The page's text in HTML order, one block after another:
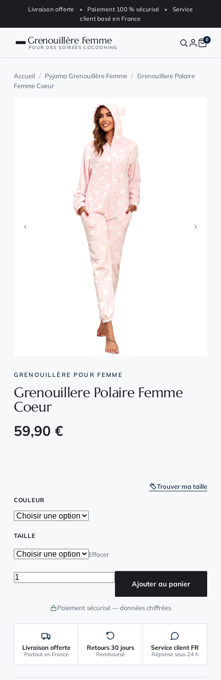
Aller au contenu
Livraison offerte • Paiement 100 % sécurisé •
Service
client basé en France
Grenouillère Femme
POUR DES SOIRÉES COCOONING
Nos grenouillères
Suivre ma commande
0
Accueil / Pyjama Grenouillère Femme / Grenouillere Polaire
Femme Coeur
GRENOUILLÈRE POUR FEMME
Grenouillere Polaire Femme
Coeur
59,90 €
Trouver ma taille
COULEUR
TAILLE
Effacer
quantité de Grenouillere Polaire Femme Coeur
Ajouter au panier
Paiement sécurisé — données chiffrées
Livraison offerte
Partout en France
Retours 30 jours
Remboursé
Service client FR
Réponse sous 24 h